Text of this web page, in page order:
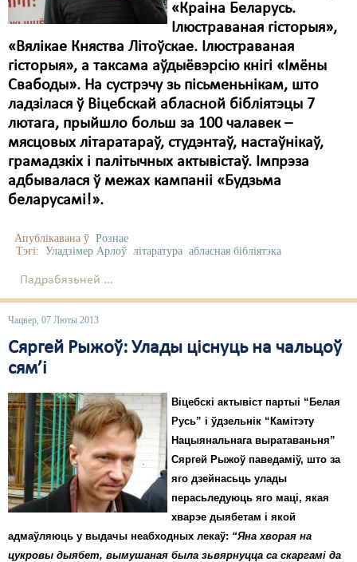
«Краіна Беларусь.
Ілюстраваная гісторыя»,
«Вялікае Княства Літоўскае. Ілюстраваная
гісторыя», а таксама аўдыёвэрсію кнігі «Імёны
Свабоды». На сустрэчу зь пісьменьнікам, што
ладзілася ў Віцебскай абласной бібліятэцы 7
лютага, прыйшло больш за 100 чалавек –
мясцовых літаратараў, студэнтаў, настаўнікаў,
грамадзкіх і палітычных актывістаў. Імпрэза
адбывалася ў межах кампаніі «Будзьма
беларусамі!».
Апублікавана ў Рознае
Тэгі: Уладзімер Арлоў літаратура абласная бібліятэка
Падрабязьней ...
Чацвер, 07 Люты 2013
Сяргей Рыжоў: Улады ціснуць на чальцоў
сям’і
Віцебскі актывіст партыі “Белая
Русь” і ўдзельнік “Камітэту
Нацыянальнага выратаваньня”
Сяргей Рыжоў паведаміў, што за
яго дзейнасьць улады
перасьледуюць яго маці, якая
хварэе дыябетам і якой
адмаўляюць у выдачы неабходных лекаў: “Яна хворая на
цукровы дыябет, вымушаная была зьвярнуцца са скаргамі да
Свабода слова
Свабода сумленьня
Суд
Сьмяротнае пакараньне
Экалёгія
Правы працоўных
Сацыяльныя правы